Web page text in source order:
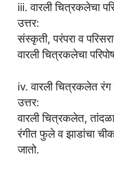
iii. वारली चित्रकलेचा
उत्तर:
संस्कृती, परंपरा व
वारली चित्रकलेचा
iv. वारली चित्रकलेत
उत्तर:
वारली चित्रकलेत,
रंगीत फुले व झाडांचा
जातो.